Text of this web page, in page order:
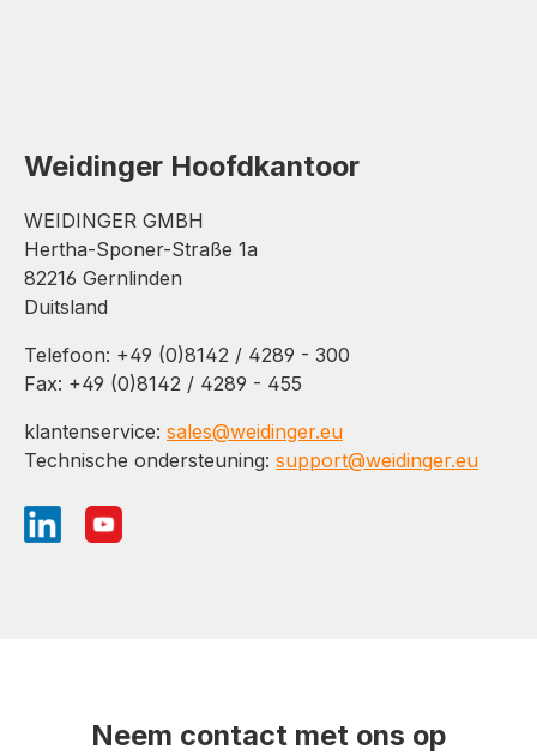
Weidinger Hoofdkantoor
WEIDINGER GMBH
Hertha-Sponer-Straße 1a
82216 Gernlinden
Duitsland
Telefoon: +49 (0)8142 / 4289 - 300
Fax: +49 (0)8142 / 4289 - 455
klantenservice: sales@weidinger.eu
Technische ondersteuning: support@weidinger.eu
Neem contact met ons op